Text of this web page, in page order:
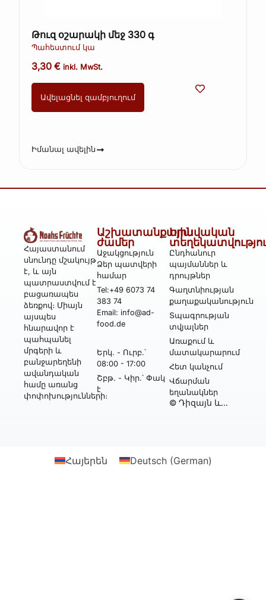
Թուզ օշարակի մեջ 330 գ
Պահեստում կա
3,30€ inkl. MwSt.
Ավելացնել զամբյուղում
Իմանալ ավելին
Հայաստանում
սնունդը մշակույթ
է, և այն
պատրաստվում է
բացառապես
ձեռքով։ Միայն
այսպես
հնարավոր է
պահպանել
մրգերի և
բանջարեղենի
ավանդական
համը առանց
փոփոխությունների։
Աշխատանքային
ժամեր
Աջակցություն
Ձեր պատվերի
համար
Tel:+49 6073 74
383 74
Email: info@ad-
food.de
Երկ․ - Ուրբ․՝
08:00 - 17:00
Շբթ․ - Կիր․՝ Փակ
է
Իրավական
Ընդհանուր
պայմաններ և
դրույթներ
Գաղտնիության
քաղաքականություն
Տպագրության
տվյալներ
Առաքում և
մատակարարում
Հետ կանչում
Վճարման
եղանակներ
© Դիզայն և
Հայերեն Deutsch(German)